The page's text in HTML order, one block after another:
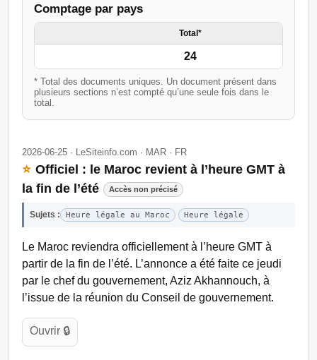
Comptage par pays
Total*
24
* Total des documents uniques. Un document présent dans
plusieurs sections n’est compté qu’une seule fois dans le
total.
2026-06-25 · LeSiteinfo.com · MAR · FR
⭐ Officiel : le Maroc revient à l’heure GMT à
la fin de l’été
Accès non précisé
Sujets : Heure légale au Maroc Heure légale
Le Maroc reviendra officiellement à l’heure GMT à
partir de la fin de l’été. L’annonce a été faite ce jeudi
par le chef du gouvernement, Aziz Akhannouch, à
l’issue de la réunion du Conseil de gouvernement.
Ouvrir 🔒